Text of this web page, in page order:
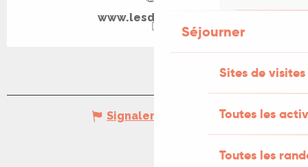
Séjourner
Sites de visites
Toutes les
Toutes les
www.lesdodus.com
Signaler une erreur